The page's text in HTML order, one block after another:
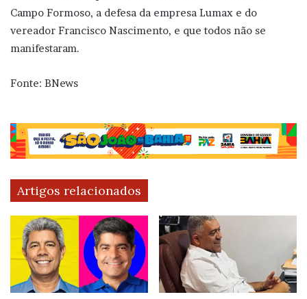
Campo Formoso, a defesa da empresa Lumax e do
vereador Francisco Nascimento, e que todos não se
manifestaram.
Fonte: BNews
Artigos relacionados